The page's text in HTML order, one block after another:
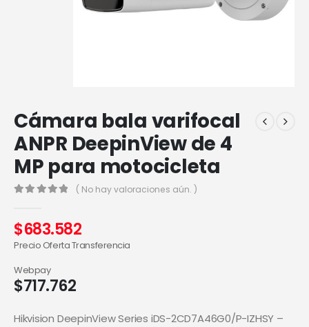
Cámara bala varifocal
ANPR DeepinView de 4
MP para motocicleta
( No hay valoraciones aún. )
$683.582
Precio Oferta Transferencia
$717.762
Webpay
Hikvision DeepinView Series iDS-2CD7A46G0/P-IZHSY –